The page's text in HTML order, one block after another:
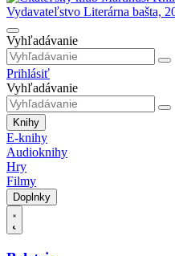
Vyhľadávanie
Prihlásiť
Vyhľadávanie
Knihy
E-knihy
Audioknihy
Hry
Filmy
Doplnky